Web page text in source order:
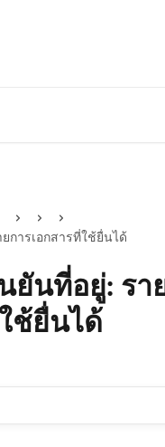
การเอกสารที่ใช้ยื่นได้
ยันที่อยู่: รา
ช้ยื่นได้